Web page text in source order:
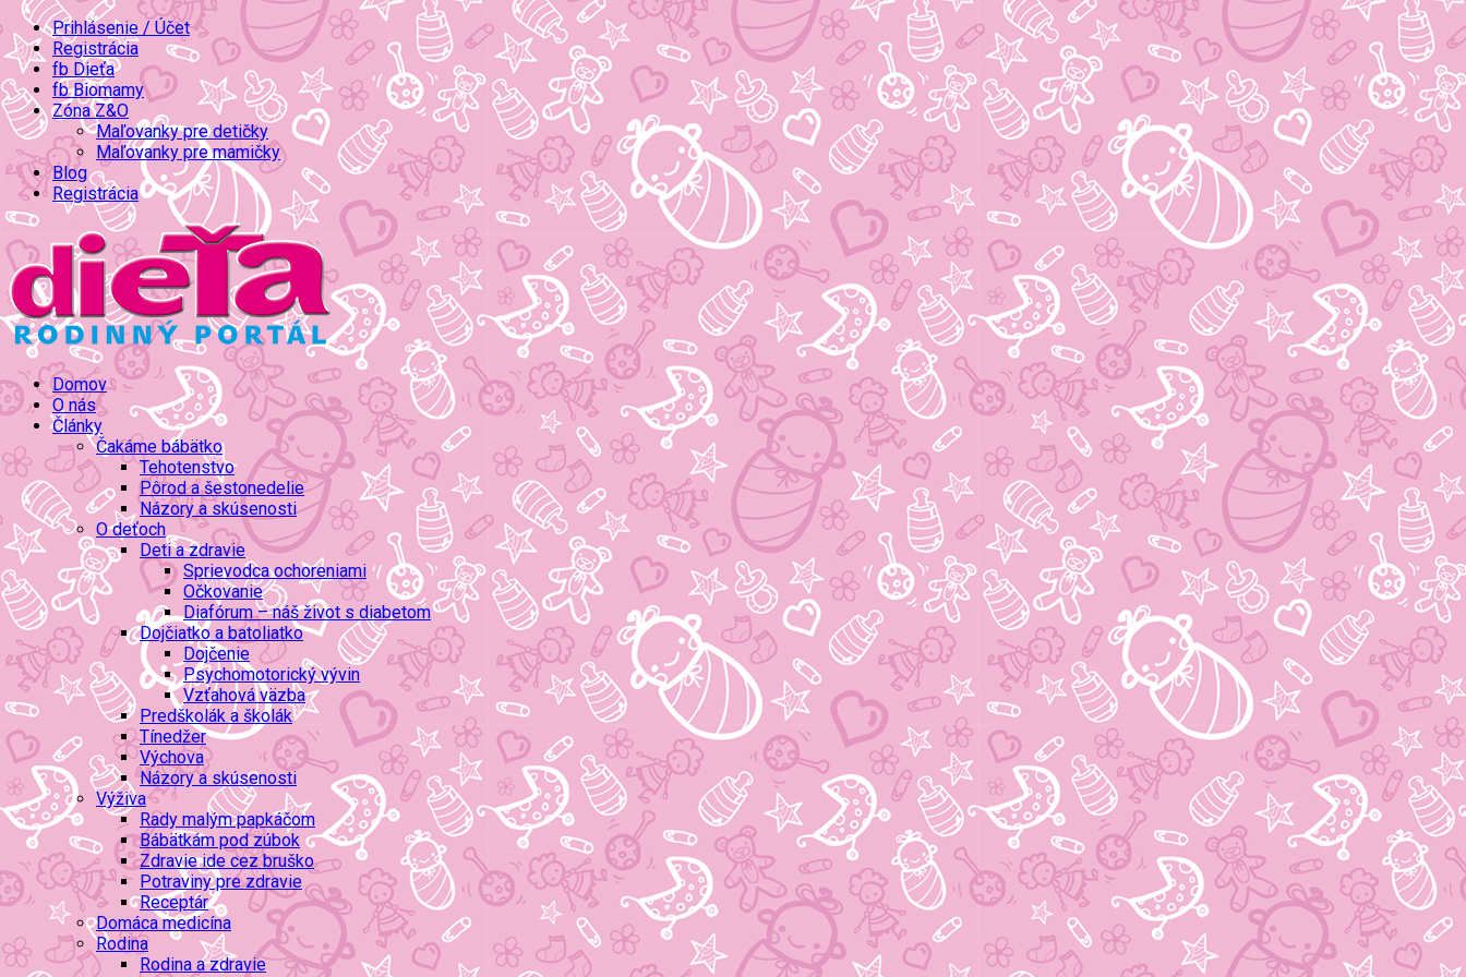
Prihlásenie / Účet
Registrácia
fb Dieťa
fb Biomamy
Zóna Z&O
Maľovanky pre detičky
Maľovanky pre mamičky
Blog
Registrácia
Domov
O nás
Články
Čakáme bábätko
Tehotenstvo
Pôrod a šestonedelie
Názory a skúsenosti
O deťoch
Deti a zdravie
Sprievodca ochoreniami
Očkovanie
Diafórum – náš život s diabetom
Dojčiatko a batoliatko
Dojčenie
Psychomotorický vývin
Vzťahová väzba
Predškolák a školák
Tínedžer
Výchova
Názory a skúsenosti
Výživa
Rady malým papkáčom
Bábätkám pod zúbok
Zdravie ide cez bruško
Potraviny pre zdravie
Receptár
Domáca medicína
Rodina
Rodina a zdravie